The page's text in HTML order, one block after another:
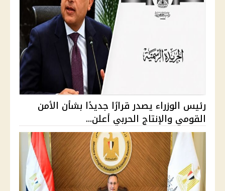
رئيس الوزراء يصدر قرارًا جديدًا بشأن الأمن
القومي والإنتاج الحربي أعلن...